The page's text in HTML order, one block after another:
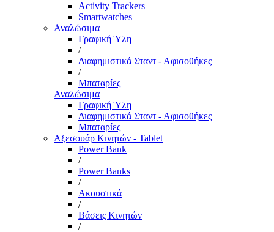
Activity Trackers
Smartwatches
Αναλώσιμα
Γραφική Ύλη
/
Διαφημιστικά Σταντ - Αφισοθήκες
/
Μπαταρίες
Αναλώσιμα
Γραφική Ύλη
Διαφημιστικά Σταντ - Αφισοθήκες
Μπαταρίες
Αξεσουάρ Κινητών - Tablet
Power Bank
/
Power Banks
/
Ακουστικά
/
Βάσεις Κινητών
/